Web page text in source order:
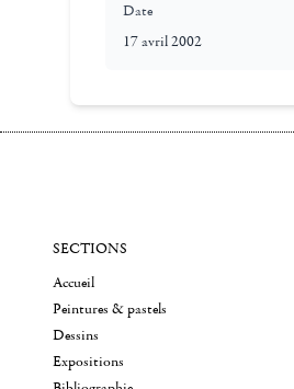
Date
17 avril 2002
SECTIONS
Accueil
Peintures & pastels
Dessins
Expositions